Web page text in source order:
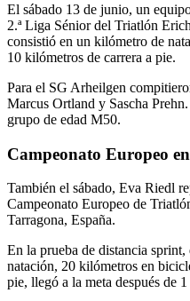
El sábado 13 de junio, un
2.ª Liga Sénior del Triatlón
consistió en un kilómetro de
10 kilómetros de carrera a pie.
Para el SG Arheilgen
Marcus Ortland y Sascha
grupo de edad M50.
Campeonato Europeo
También el sábado, Eva Riedl
Campeonato Europeo de
Tarragona, España.
En la prueba de distancia
natación, 20 kilómetros en
pie, llegó a la meta después de